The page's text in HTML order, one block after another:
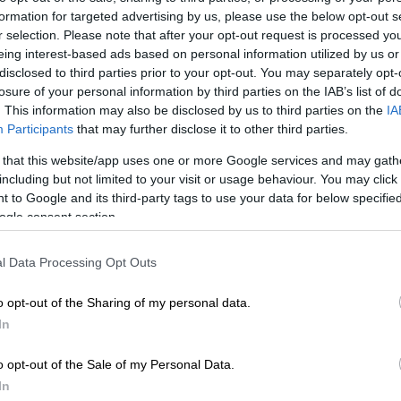
for targeted advertising by us, please use the below opt-out
selection. Please note that after your opt-out request is processed
interest-based ads based on personal information utilized by us
to third parties prior to your opt-out. You may separately
of your personal information by third parties on the IAB’s list of
This information may also be disclosed by us to third parties on the
Participants that may further disclose it to other third parties.
that this website/app uses one or more Google services and may
but not limited to your visit or usage behaviour. You may
to Google and its third-party tags to use your data for below
consent section.
Data Processing Opt Outs
opt-out of the Sharing of my personal data.
opt-out of the Sale of my Personal Data.
η Διοικήτρια του
Άδωνις Γεωργιάδης
Οι νέες δεσμεύσεις και οι
συνολικά 100 εγχώρια κρούσματα
στην Ελλάδα, εκ των οποίων τα 76
το Κεντρικό Νευρικό Σύστημα
χαλαρή παράλυση) και 24 κρούσματα